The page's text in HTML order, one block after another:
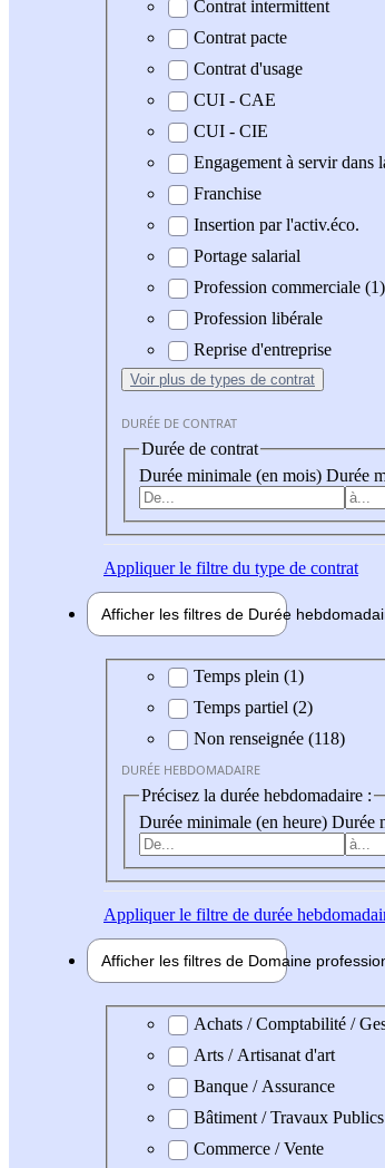
Contrat intermittent
Contrat pacte
Contrat d'usage
CUI - CAE
CUI - CIE
Engagement à servir dans
Franchise
Insertion par l'activ.éco.
Portage salarial
Profession commerciale (1)
Profession libérale
Reprise d'entreprise
Voir plus de types de contrat
DURÉE DE CONTRAT
Durée de contrat
Durée minimale (en mois) Durée
Appliquerle filtre du type de contrat
Afficher les filtres de Durée hebdo
Durée hebdomadaire
Temps plein (1)
Temps partiel (2)
Non renseignée (118)
DURÉE HEBDOMADAIRE
Précisez la durée hebdomadaire :
Durée minimale (en heure) Durée
Appliquerle filtre de durée
Afficher les filtres de Domaine pro
Domaine professionel
Achats / Comptabilité /
Arts / Artisanat d'art
Banque / Assurance
Bâtiment / Travaux Publics
Commerce / Vente